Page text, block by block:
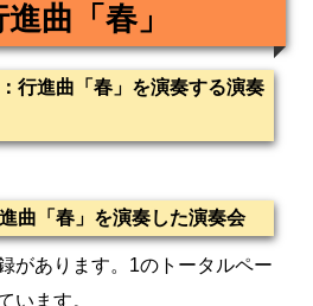
曲「春」
行進曲「春」を演奏する演奏
曲「春」を演奏した演奏会
があります。1のトータルペー
います。